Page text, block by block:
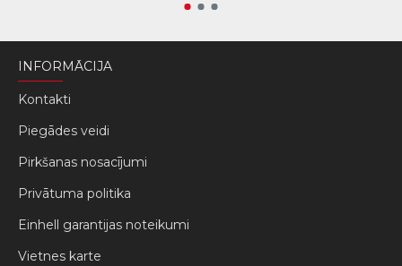
INFORMĀCIJA
Kontakti
Piegādes veidi
Pirkšanas nosacījumi
Privātuma politika
Einhell garantijas noteikumi
Vietnes karte